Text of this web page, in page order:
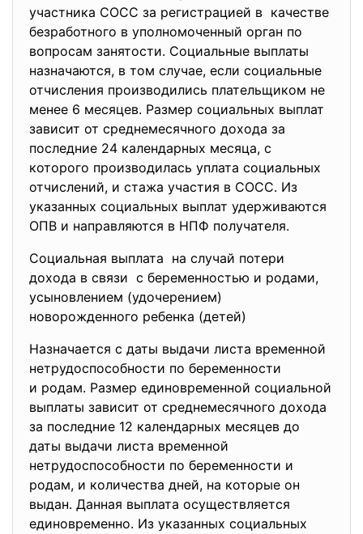
участника СОСС за регистрацией в качестве
безработного в уполномоченный орган по
вопросам занятости. Социальные выплаты
назначаются, в том случае, если социальные
отчисления производились плательщиком не
менее 6 месяцев. Размер социальных выплат
зависит от среднемесячного дохода за
последние 24 календарных месяца, с
которого производилась уплата социальных
отчислений, и стажа участия в СОСС. Из
указанных социальных выплат удерживаются
ОПВ и направляются в НПФ получателя.
Социальная выплата на случай потери
дохода в связи с беременностью и родами,
усыновлением (удочерением)
новорожденного ребенка (детей)
Назначается с даты выдачи листа временной
нетрудоспособности по беременности
и родам. Размер единовременной социальной
выплаты зависит от среднемесячного дохода
за последние 12 календарных месяцев до
даты выдачи листа временной
нетрудоспособности по беременности и
родам, и количества дней, на которые он
выдан. Данная выплата осуществляется
единовременно. Из указанных социальных